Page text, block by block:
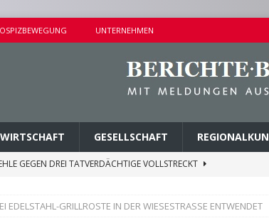
UNTERNEHMEN
WIRTSCHAFT GESELLSCHAFT
GEGEN DREI TATVERDÄCHTIGE VOLLSTRECKT
NAHE DER SCHIEFERGASSE
POLIZEIBERICHTE
EDELSTAHL-GRILLROSTE IN DER WIESESTRASSE ENTWENDET